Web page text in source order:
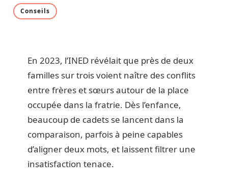
Conseils
En 2023, l’INED révélait que près de deux
familles sur trois voient naître des conflits
entre frères et sœurs autour de la place
occupée dans la fratrie. Dès l’enfance,
beaucoup de cadets se lancent dans la
comparaison, parfois à peine capables
d’aligner deux mots, et laissent filtrer une
insatisfaction tenace.